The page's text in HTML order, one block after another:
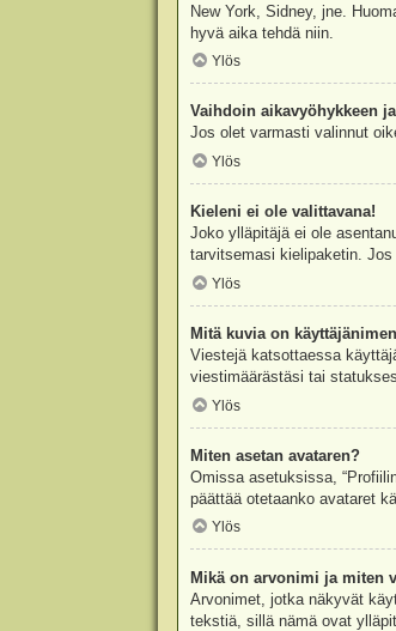
New York, Sidney, jne.
hyvä aika tehdä niin.
Ylös
Vaihdoin aikavyöhykkeen
Jos olet varmasti valinnut
Ylös
Kieleni ei ole valittavana!
Joko ylläpitäjä ei ole
tarvitsemasi kielipaketin.
Ylös
Mitä kuvia on
Viestejä katsottaessa
viestimäärästäsi tai
Ylös
Miten asetan avataren?
Omissa asetuksissa,
päättää otetaanko avataret
Ylös
Mikä on arvonimi ja miten
Arvonimet, jotka näkyvät
tekstiä, sillä nämä ovat